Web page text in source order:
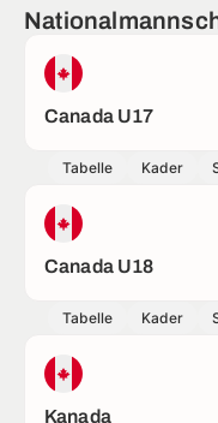
Canada U17
Tabelle Kader
Canada U18
Tabelle Kader
Kanada